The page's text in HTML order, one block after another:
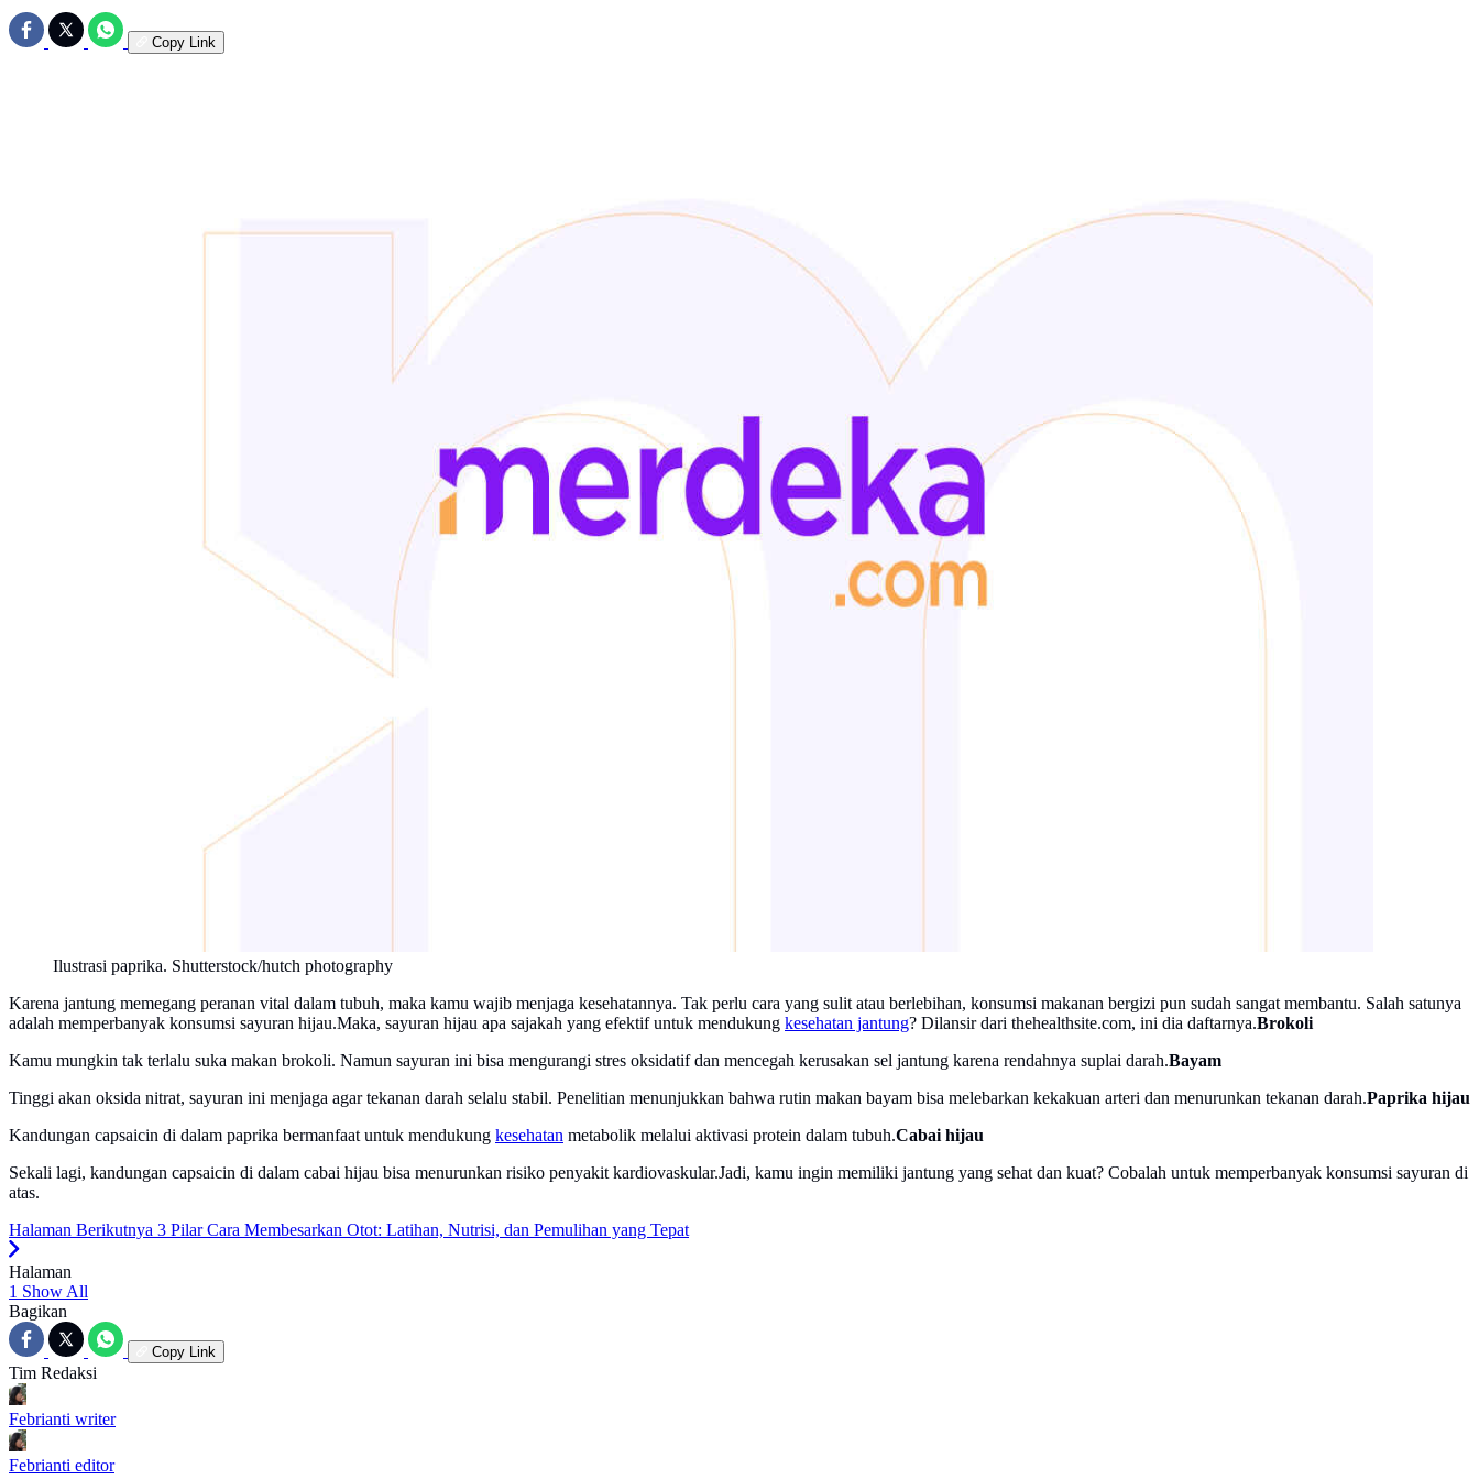
Copy Link
Ilustrasi paprika. Shutterstock/hutch photography
Karena jantung memegang peranan vital dalam tubuh, maka kamu wajib menjaga kesehatannya. Tak perlu cara yang sulit atau berlebihan, konsumsi makanan bergizi pun sudah sangat membantu. Salah satunya
adalah memperbanyak konsumsi sayuran hijau.Maka, sayuran hijau apa sajakah yang efektif untuk mendukung kesehatan jantung? Dilansir dari thehealthsite.com, ini dia daftarnya.Brokoli
Kamu mungkin tak terlalu suka makan brokoli. Namun sayuran ini bisa mengurangi stres oksidatif dan mencegah kerusakan sel jantung karena rendahnya suplai darah.Bayam
Tinggi akan oksida nitrat, sayuran ini menjaga agar tekanan darah selalu stabil. Penelitian menunjukkan bahwa rutin makan bayam bisa melebarkan kekakuan arteri dan menurunkan tekanan darah.Paprika hijau
Kandungan capsaicin di dalam paprika bermanfaat untuk mendukung kesehatan metabolik melalui aktivasi protein dalam tubuh.Cabai hijau
Sekali lagi, kandungan capsaicin di dalam cabai hijau bisa menurunkan risiko penyakit kardiovaskular.Jadi, kamu ingin memiliki jantung yang sehat dan kuat? Cobalah untuk memperbanyak konsumsi sayuran di
atas.
Halaman Berikutnya 3 Pilar Cara Membesarkan Otot: Latihan, Nutrisi, dan Pemulihan yang Tepat
Halaman
1 Show All
Bagikan
Copy Link
Tim Redaksi
Febrianti writer
Febrianti editor